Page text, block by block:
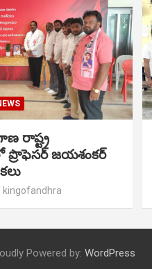
రాష్ట్ర
జయశంకర్
kingofandhra
Powered by: WordPress